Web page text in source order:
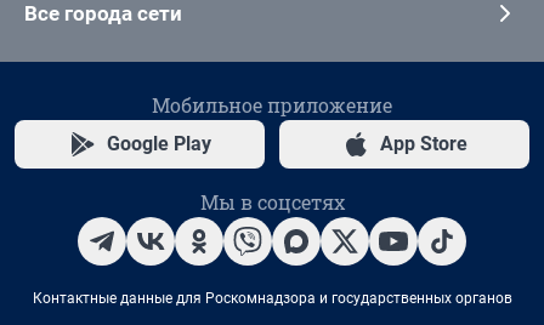
Все города сети
Мобильное приложение
Google Play App Store
Мы в соцсетях
Контактные данные для Роскомнадзора и государственных органов